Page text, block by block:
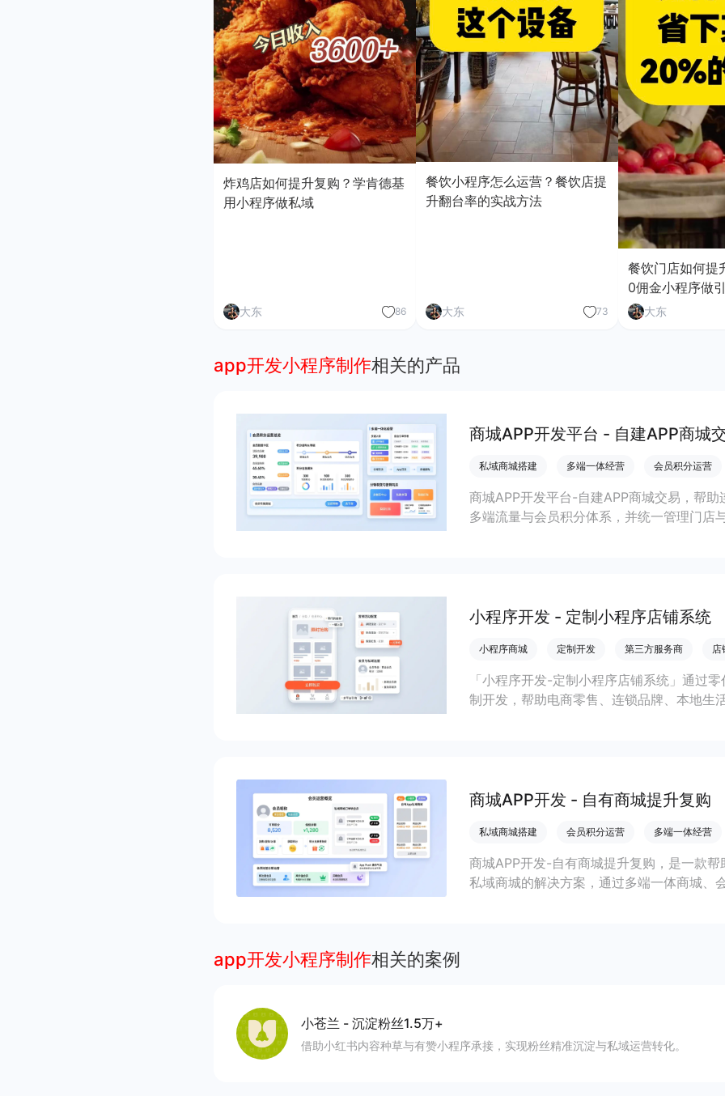
炸鸡店如何提升复购？学肯德基
用小程序做私域
大东 86
餐饮小程序怎么运营？餐饮店提
升翻台率的实战方法
大东 73
餐饮门店如何提
0佣金小程序做
大东
app开发小程序制作相关的产品
商城APP开发平台 - 自建APP商城
私域商城搭建 多端一体经营 会员积分运营
商城APP开发平台-自建APP商城交易，帮
多端流量与会员积分体系，并统一管理门店
小程序开发 - 定制小程序店铺系统
小程序商城 定制开发 第三方服务商 店
「小程序开发-定制小程序店铺系统」通过
制开发，帮助电商零售、连锁品牌、本地生
商城APP开发 - 自有商城提升复购
私域商城搭建 会员积分运营 多端一体经营
商城APP开发-自有商城提升复购，是一款
私域商城的解决方案，通过多端一体商城、
app开发小程序制作相关的案例
小苍兰 - 沉淀粉丝1.5万+
借助小红书内容种草与有赞小程序承接，实现粉丝精准沉淀与私域运营转化。